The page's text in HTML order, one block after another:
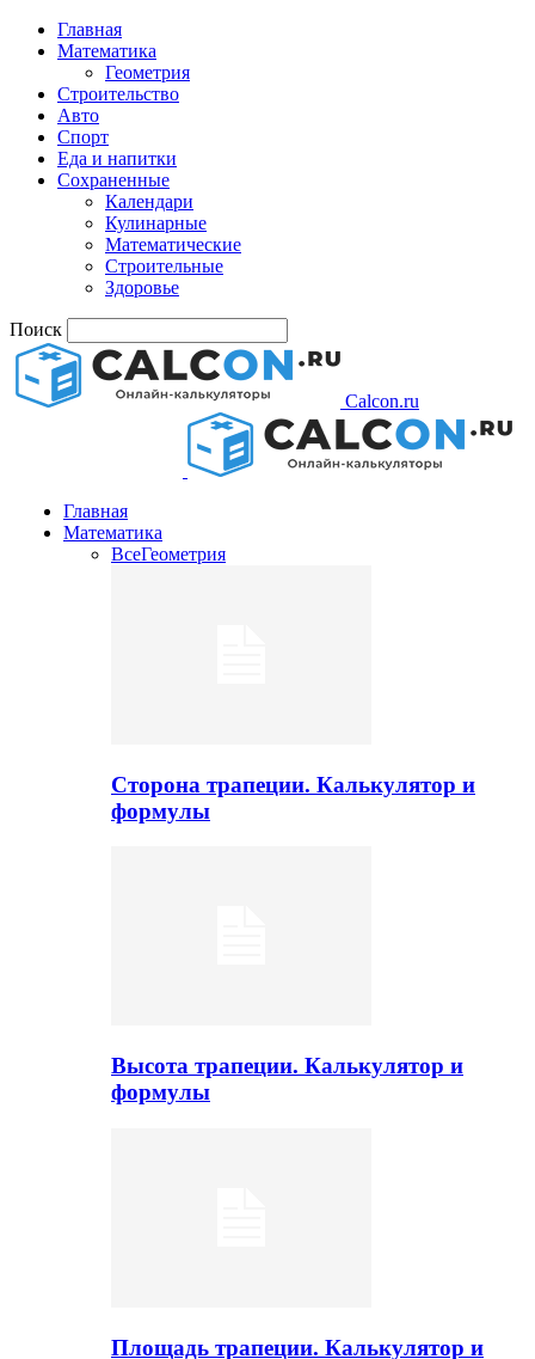
Главная
Математика
Геометрия
Строительство
Авто
Спорт
Еда и напитки
Сохраненные
Календари
Кулинарные
Математические
Строительные
Здоровье
Поиск
Calcon.ru
Главная
Математика
ВсеГеометрия
Сторона трапеции. Калькулятор и
формулы
Высота трапеции. Калькулятор и
формулы
Площадь трапеции. Калькулятор и